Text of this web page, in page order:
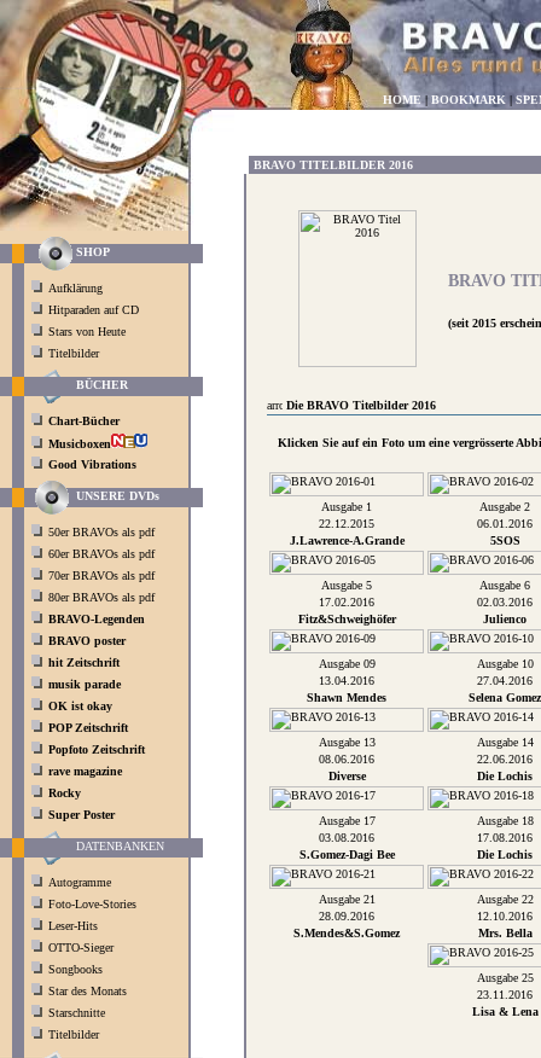
HOME | BOOKMARK |
SHOP
Aufklärung
Hitparaden auf CD
Stars von Heute
Titelbilder
BÜCHER
Chart-Bücher
Musicboxen
Good Vibrations
UNSERE DVDs
50er BRAVOs als pdf
60er BRAVOs als pdf
70er BRAVOs als pdf
80er BRAVOs als pdf
BRAVO-Legenden
BRAVO poster
hit Zeitschrift
musik parade
OK ist okay
POP Zeitschrift
Popfoto Zeitschrift
rave magazine
Rocky
Super Poster
DATENBANKEN
Autogramme
Foto-Love-Stories
Leser-Hits
OTTO-Sieger
Songbooks
Star des Monats
Starschnitte
Titelbilder
BRAVO TITELBILDER 2016
BRAVO
(seit 2015
Die BRAVO Titelbilder 2016
Klicken Sie auf ein Foto um eine vergrösserte
Ausgabe 1
Ausgabe 2
22.12.2015
06.01.2016
J.Lawrence-A.Grande
5SOS
Ausgabe 5
Ausgabe 6
17.02.2016
02.03.2016
Fitz&Schweighöfer
Julienco
Ausgabe 09
Ausgabe 10
13.04.2016
27.04.2016
Shawn Mendes
Selena Gomez
Ausgabe 13
Ausgabe 14
08.06.2016
22.06.2016
Diverse
Die Lochis
Ausgabe 17
Ausgabe 18
03.08.2016
17.08.2016
S.Gomez-Dagi Bee
Die Lochis
Ausgabe 21
Ausgabe 22
28.09.2016
12.10.2016
S.Mendes&S.Gomez
Mrs. Bella
Ausgabe 25
23.11.2016
Lisa & Lena